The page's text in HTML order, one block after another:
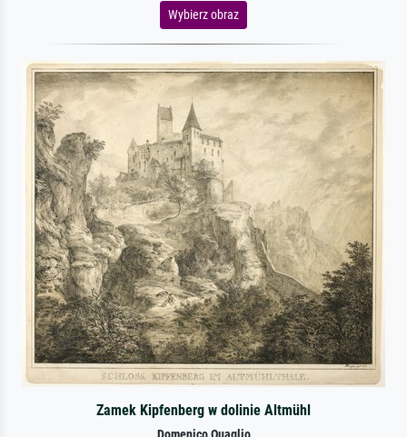
Wybierz obraz
Zamek Kipfenberg w dolinie Altmühl